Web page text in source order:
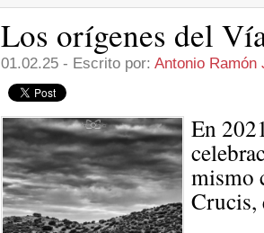
Los orígenes del
01.02.25 - Escrito por: Antonio Ramón
En
mismo
Crucis,